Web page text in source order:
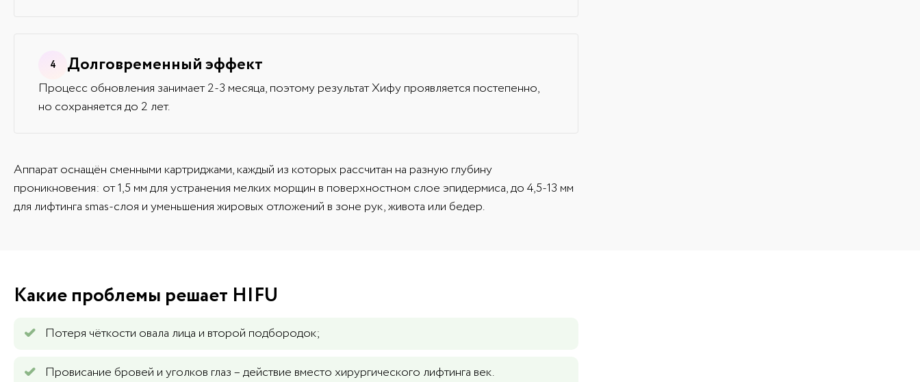
Долговременный эффект
Процесс обновления занимает 2-3 месяца, поэтому результат Хифу проявляется постепенно,
но сохраняется до 2 лет.
Аппарат оснащён сменными картриджами, каждый из которых рассчитан на разную глубину
проникновения: от 1,5 мм для устранения мелких морщин в поверхностном слое эпидермиса, до 4,5-13 мм
для лифтинга smas-слоя и уменьшения жировых отложений в зоне рук, живота или бедер.
Какие проблемы решает HIFU
Потеря чёткости овала лица и второй подбородок;
Провисание бровей и уголков глаз – действие вместо хирургического лифтинга век.